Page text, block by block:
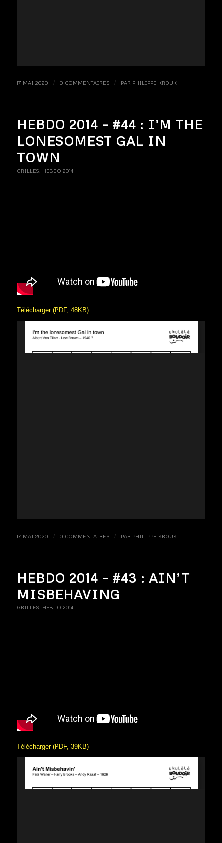
17 MAI 2020 / 0 COMMENTAIRES / PAR PHILIPPE KROUK
HEBDO 2014 – #44 : I’M THE
LONESOMEST GAL IN
TOWN
GRILLES HEBDO 2014
Télécharger (PDF, 48KB)
17 MAI 2020 / 0 COMMENTAIRES / PAR PHILIPPE KROUK
HEBDO 2014 – #43 : AIN’T
MISBEHAVING
GRILLES HEBDO 2014
Télécharger (PDF, 39KB)